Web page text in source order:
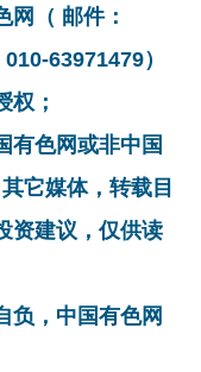
网（ 邮件：
63971479）
权；
有色网或非中国
它媒体，转载目
资建议，仅供读
负，中国有色网